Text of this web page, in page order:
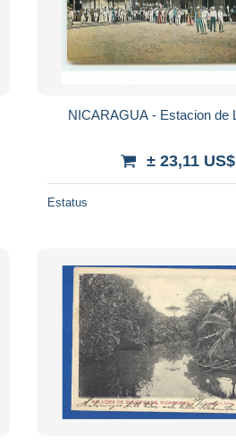
NICARAGUA - Estacion de
± 23,11 US$
Estatus